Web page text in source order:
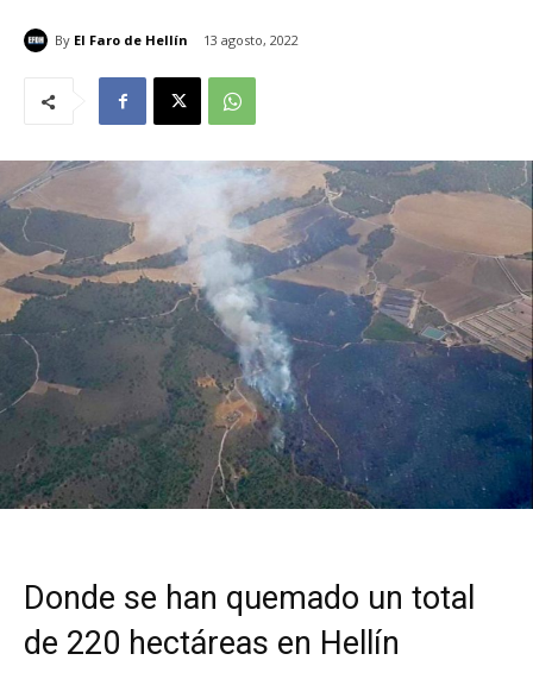
By El Faro de Hellín 13 agosto, 2022
Donde se han quemado un total
de 220 hectáreas en Hellín